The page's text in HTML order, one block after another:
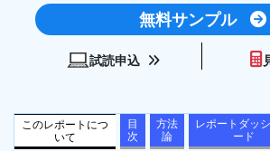
無料サンプル
試読申込
このレポートにつ
いて
目
次
方法
論
レポートダッ
ード